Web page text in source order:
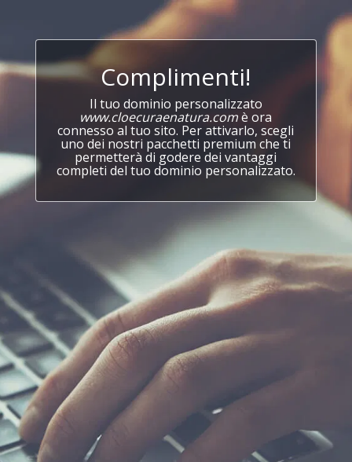
Complimenti!
Il tuo dominio personalizzato
www.cloecuraenatura.comè ora
connesso al tuo sito. Per attivarlo, scegli
uno dei nostri pacchetti premium che ti
permetterà di godere dei vantaggi
completi del tuo dominio personalizzato.